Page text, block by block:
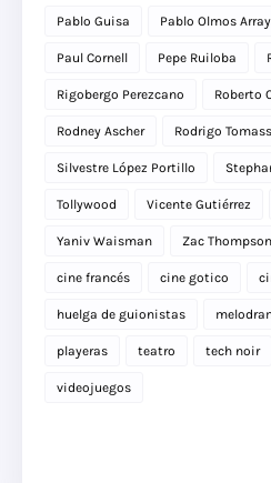
Pablo Guisa Pablo Olmos
Paul Cornell Pepe Ruiloba
Rigobergo Perezcano Roberto
Rodney Ascher Rodrigo
Silvestre López Portillo
Tollywood Vicente Gutiérrez
Yaniv Waisman Zac Thompson
cine francés cine gotico
huelga de guionistas
playeras teatro tech noir
videojuegos